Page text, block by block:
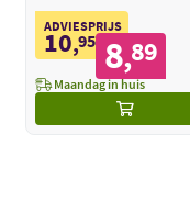
ADVIESPRIJS
10,95 8,89
Maandag in huis